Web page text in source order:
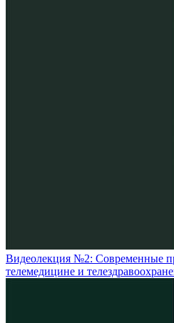
Видеолекция №2: Современные
телемедицине и